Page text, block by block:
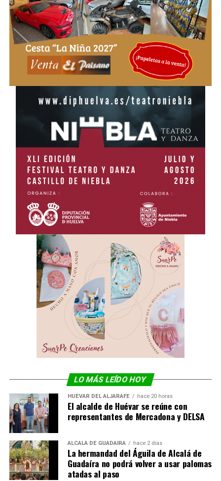
LO MÁS LEÍDO HOY
HUÉVAR DEL ALJARAFE hace 20 horas
El alcalde de Huévar se reúne con
representantes de Mercadona y DELSA
ALCALÁ DE GUADAÍRA hace 2 días
La hermandad del Águila de Alcalá de
Guadaíra no podrá volver a usar palomas
atadas al paso